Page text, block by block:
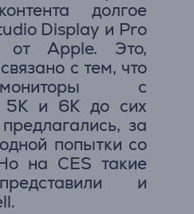
долгое
Display и Pro
от Apple. Это,
с тем, что
с
5K и 6K до сих
за
попытки со
на CES такие
и